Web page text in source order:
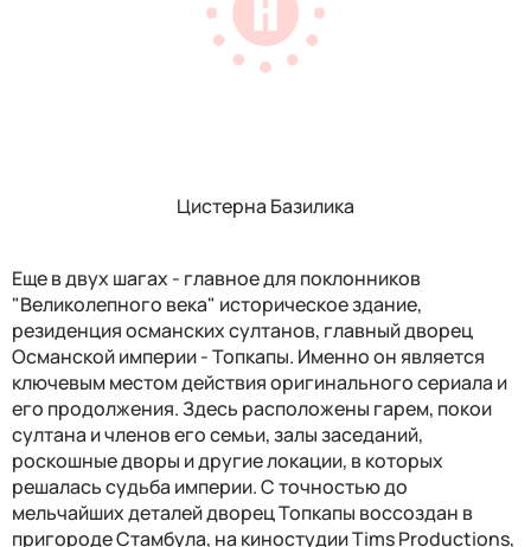
Цистерна Базилика
Еще в двух шагах - главное для поклонников
"Великолепного века" историческое здание,
резиденция османских султанов, главный дворец
Османской империи - Топкапы. Именно он является
ключевым местом действия оригинального сериала и
его продолжения. Здесь расположены гарем, покои
султана и членов его семьи, залы заседаний,
роскошные дворы и другие локации, в которых
решалась судьба империи. С точностью до
мельчайших деталей дворец Топкапы воссоздан в
пригороде Стамбула, на киностудии Tims Productions,